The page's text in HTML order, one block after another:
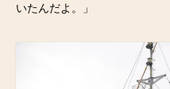
いたんだよ。」